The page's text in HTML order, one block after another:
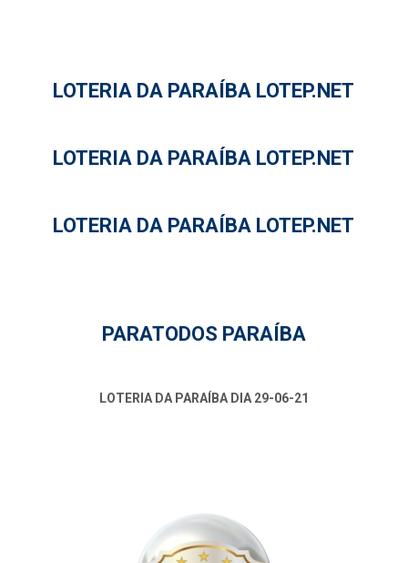
LOTERIA DA PARAÍBA LOTEP.NET
LOTERIA DA PARAÍBA LOTEP.NET
LOTERIA DA PARAÍBA LOTEP.NET
PARATODOS PARAÍBA
LOTERIA DA PARAÍBA DIA 29-06-21